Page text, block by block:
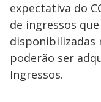
expectativa do
de ingressos
disponibilizadas
poderão ser
Ingressos.